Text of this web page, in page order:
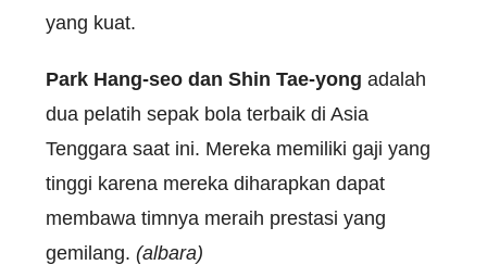
yang kuat.
Park Hang-seo dan Shin Tae-yong adalah
dua pelatih sepak bola terbaik di Asia
Tenggara saat ini. Mereka memiliki gaji yang
tinggi karena mereka diharapkan dapat
membawa timnya meraih prestasi yang
gemilang. (albara)